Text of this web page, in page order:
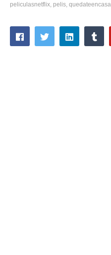
peliculasnetflix pelis quedateencasa